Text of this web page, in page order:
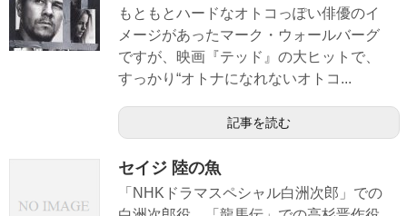
もともとハードなオトコっぽい俳優のイ
メージがあったマーク・ウォールバーグ
ですが、映画『テッド』の大ヒットで、
すっかり“オトナになれないオトコ...
記事を読む
セイジ 陸の魚
「NHKドラマスペシャル白洲次郎」での